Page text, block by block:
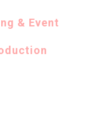
& Event